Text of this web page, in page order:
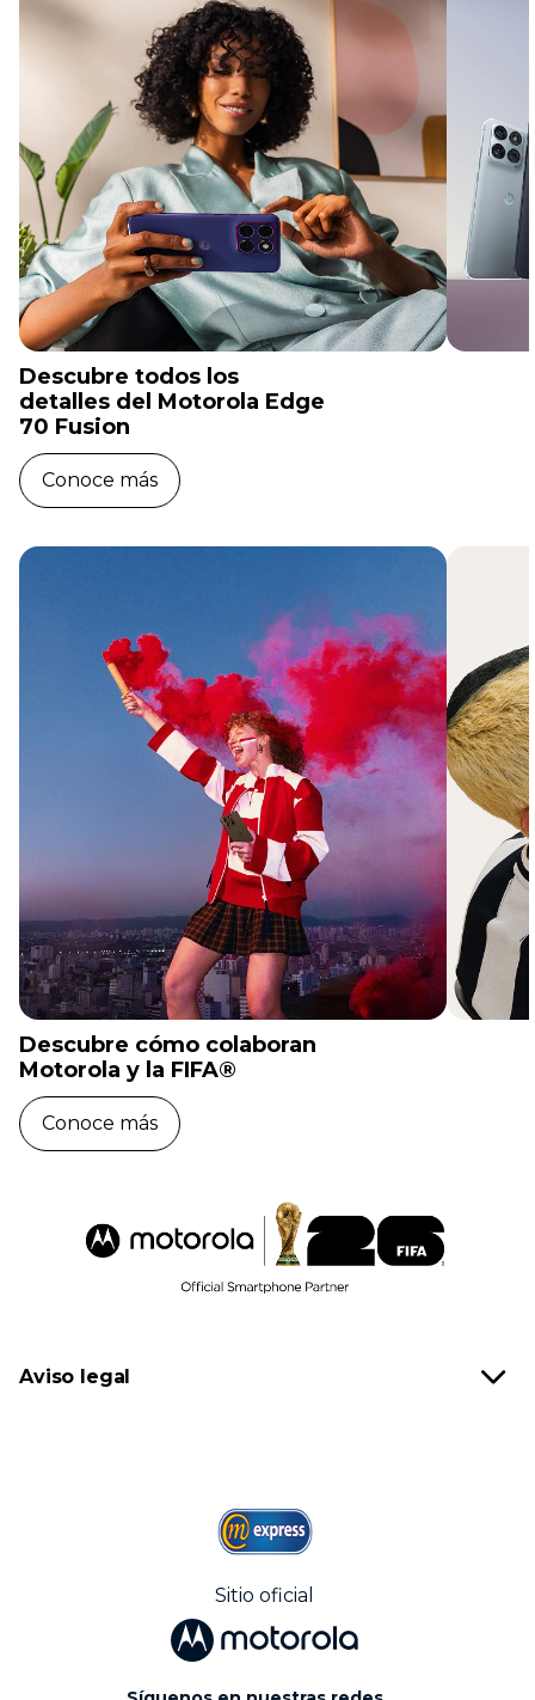
Conoce más
Descubre todos los
detalles del Motorola Edge
70 Fusion
Conoce más
Descubre cómo colaboran
Motorola y la FIFA®
Aviso legal
Sitio oficial